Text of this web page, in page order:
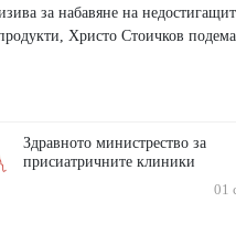
за набавяне на
Христо Стоичков подема
Здравното министрество за
присиатричните клиники
01